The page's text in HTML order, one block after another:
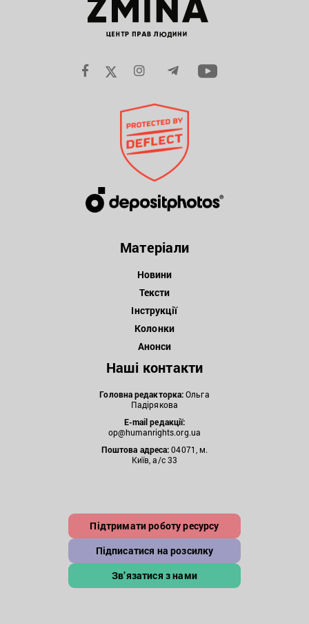
Матеріали
Новини
Тексти
Інструкції
Колонки
Анонси
Наші контакти
Головна редакторка:Ольга
Падірякова
E-mail редакції:
op@humanrights.org.ua
Поштова адреса:04071, м.
Київ, а/с 33
Підтримати роботу ресурсу
Підписатися на розсилку
Зв’язатися з нами